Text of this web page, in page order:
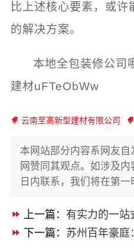
比上述核心要素，或许
的解决方案。
本地全包装修公司
建材uFTeObWw
云南至高新型建材有限公司
本网站部分内容系网友
网赞同其观点。如涉及
日内联系，我们将在第一
上一篇： 有实力的一站式全屋
下一篇： 苏州百年豪庭：